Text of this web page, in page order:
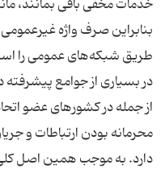
خدمات مخفی باقی بمانند،
بنابراین صرف واژه
در بسیاری از جوامع پیشرفته
از جمله در کشورهای عضو
محرمانه بودن ارتباطات و
دارد. به موجب همین اصل